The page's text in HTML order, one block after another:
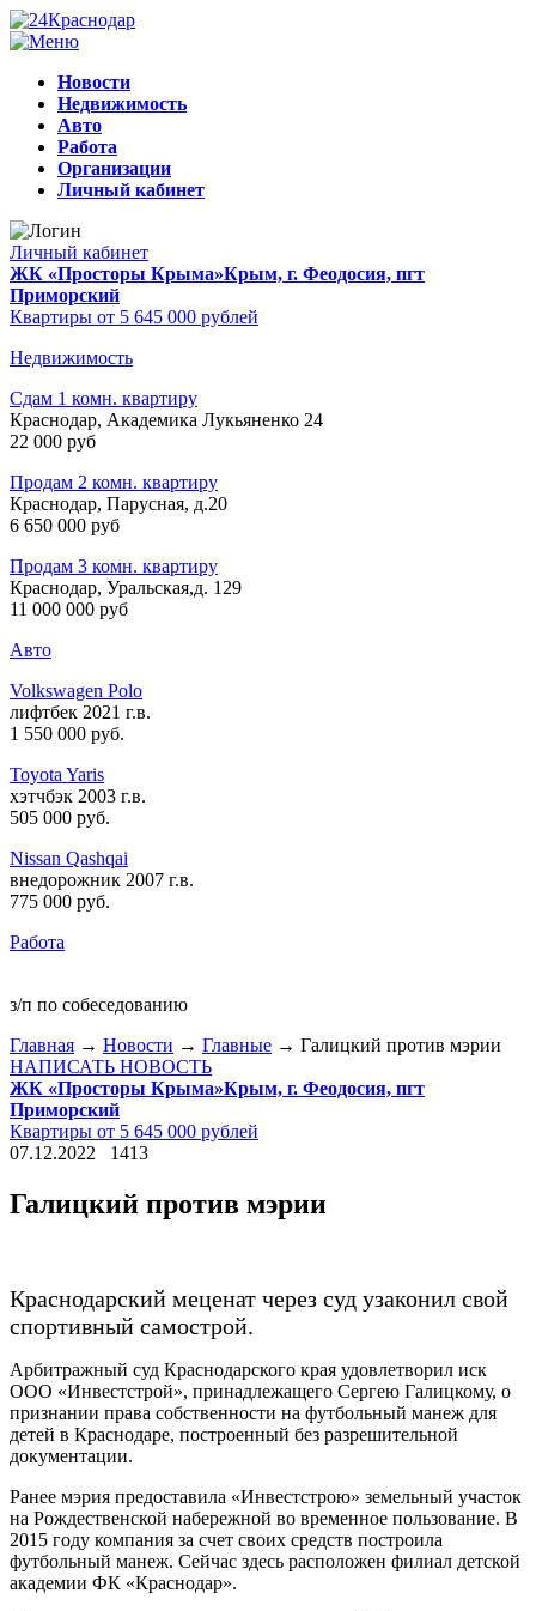
Новости
Недвижимость
Авто
Работа
Организации
Личный кабинет
Личный кабинет
ЖК «Просторы Крыма»Крым, г. Феодосия, пгт
Приморский
Квартиры от 5 645 000 рублей
Недвижимость
Сдам 1 комн. квартиру
Краснодар, Академика Лукьяненко 24
22 000 руб
Продам 2 комн. квартиру
Краснодар, Парусная, д.20
6 650 000 руб
Продам 3 комн. квартиру
Краснодар, Уральская,д. 129
11 000 000 руб
Авто
Volkswagen Polo
лифтбек 2021 г.в.
1 550 000 руб.
Toyota Yaris
хэтчбэк 2003 г.в.
505 000 руб.
Nissan Qashqai
внедорожник 2007 г.в.
775 000 руб.
Работа
з/п по собеседованию
Главная → Новости → Главные → Галицкий против мэрии
НАПИСАТЬ НОВОСТЬ
ЖК «Просторы Крыма»Крым, г. Феодосия, пгт
Приморский
Квартиры от 5 645 000 рублей
07.12.2022
1413
Галицкий против мэрии
Краснодарский меценат через суд узаконил свой
спортивный самострой.
Арбитражный суд Краснодарского края удовлетворил иск
ООО «Инвестстрой», принадлежащего Сергею Галицкому, о
признании права собственности на футбольный манеж для
детей в Краснодаре, построенный без разрешительной
документации.
Ранее мэрия предоставила «Инвестстрою» земельный участок
на Рождественской набережной во временное пользование. В
2015 году компания за счет своих средств построила
футбольный манеж. Сейчас здесь расположен филиал детской
академии ФК «Краснодар».